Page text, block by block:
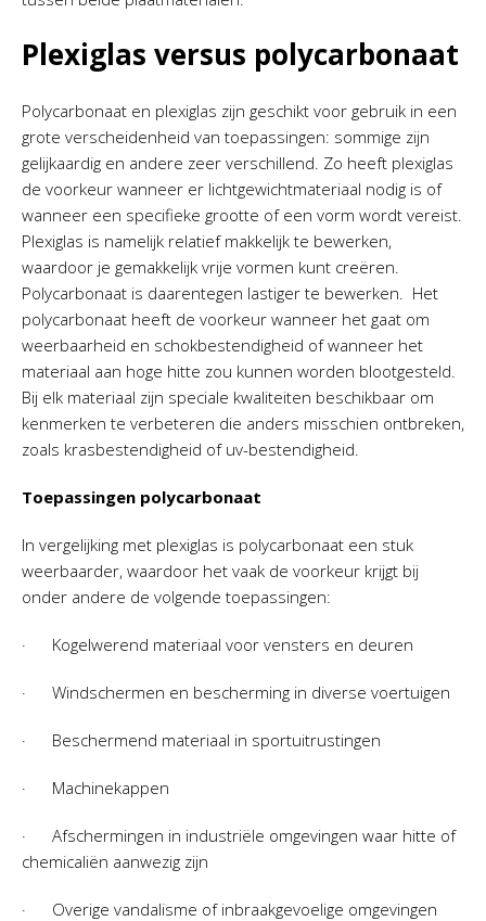
Plexiglas versus polycarbonaat
Polycarbonaat en plexiglas zijn geschikt voor gebruik in een
grote verscheidenheid van toepassingen: sommige zijn
gelijkaardig en andere zeer verschillend. Zo heeft plexiglas
de voorkeur wanneer er lichtgewichtmateriaal nodig is of
wanneer een specifieke grootte of een vorm wordt vereist.
Plexiglas is namelijk relatief makkelijk te bewerken,
waardoor je gemakkelijk vrije vormen kunt creëren.
Polycarbonaat is daarentegen lastiger te bewerken. Het
polycarbonaat heeft de voorkeur wanneer het gaat om
weerbaarheid en schokbestendigheid of wanneer het
materiaal aan hoge hitte zou kunnen worden blootgesteld.
Bij elk materiaal zijn speciale kwaliteiten beschikbaar om
kenmerken te verbeteren die anders misschien ontbreken,
zoals krasbestendigheid of uv-bestendigheid.
Toepassingen polycarbonaat
In vergelijking met plexiglas is polycarbonaat een stuk
weerbaarder, waardoor het vaak de voorkeur krijgt bij
onder andere de volgende toepassingen:
· Kogelwerend materiaal voor vensters en deuren
· Windschermen en bescherming in diverse voertuigen
· Beschermend materiaal in sportuitrustingen
· Machinekappen
· Afschermingen in industriële omgevingen waar hitte of
chemicaliën aanwezig zijn
· Overige vandalisme of inbraakgevoelige omgevingen